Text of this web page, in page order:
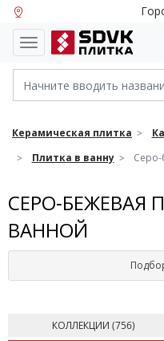
Керамическая плитка
Плитка в ванну
Серо-
СЕРО-БЕЖЕВАЯ
ВАННОЙ
КОЛЛЕКЦИИ (756)